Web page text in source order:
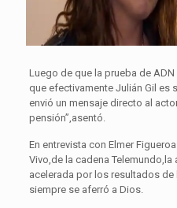
Luego de que la prueba de
que efectivamente Julián Gil es
envió un mensaje directo al
pensión”,asentó.
En entrevista con Elmer
Vivo,de la cadena
acelerada por los resultados
siempre se aferró a Dios.